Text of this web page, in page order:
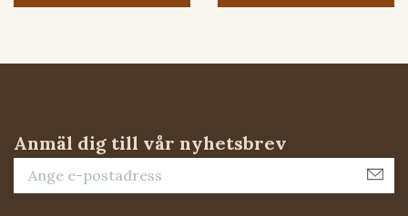
Anmäl dig till vår nyhetsbrev